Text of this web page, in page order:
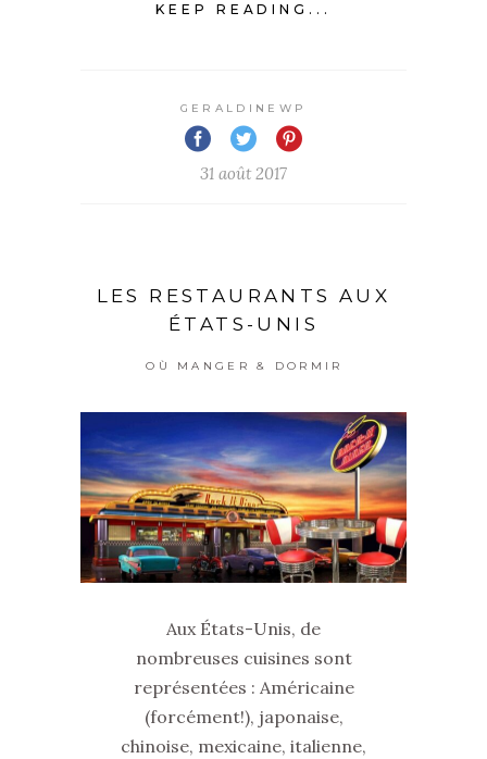
KEEP READING...
GERALDINEWP
31 août 2017
LES RESTAURANTS AUX
ÉTATS-UNIS
OÙ MANGER & DORMIR
Aux États-Unis, de
nombreuses cuisines sont
représentées : Américaine
(forcément!), japonaise,
chinoise, mexicaine, italienne,